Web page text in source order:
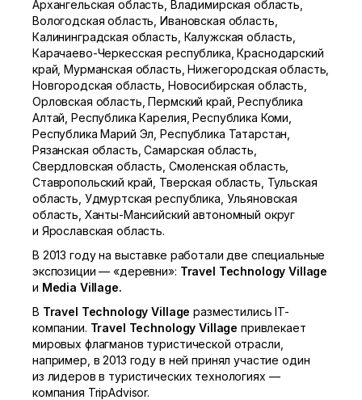
Архангельская область, Владимирская область,
Вологодская область, Ивановская область,
Калининградская область, Калужская область,
Карачаево-Черкесская республика, Краснодарский
край, Мурманская область, Нижегородская область,
Новгородская область, Новосибирская область,
Орловская область, Пермский край, Республика
Алтай, Республика Карелия, Республика Коми,
Республика Марий Эл, Республика Татарстан,
Рязанская область, Самарская область,
Свердловская область, Смоленская область,
Ставропольский край, Тверская область, Тульская
область, Удмуртская республика, Ульяновская
область, Ханты-Мансийский автономный округ
и Ярославская область.
В 2013 году на выставке работали две специальные
экспозиции — «деревни»: Travel Technology Village
и Media Village.
В Travel Technology Villageразместились IT-
компании. Travel Technology Village привлекает
мировых флагманов туристической отрасли,
например, в 2013 году в ней принял участие один
из лидеров в туристических технологиях —
компания TripAdvisor.